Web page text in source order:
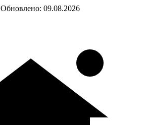
Обновлено: 09.08.2026